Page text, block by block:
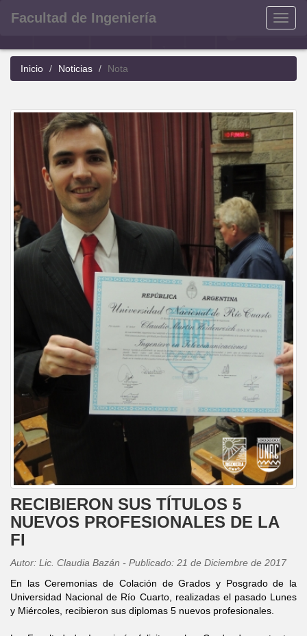
Menu
Facultad de Ingeniería
Inicio Noticias Nota
RECIBIERON SUS TÍTULOS 5
NUEVOS PROFESIONALES DE LA
FI
Autor: Lic. Claudia Bazán - Publicado: 21 de Diciembre de 2017
En las Ceremonias de Colación de Grados y Posgrado de la
Universidad Nacional de Río Cuarto, realizadas el pasado Lunes
y Miércoles, recibieron sus diplomas 5 nuevos profesionales.